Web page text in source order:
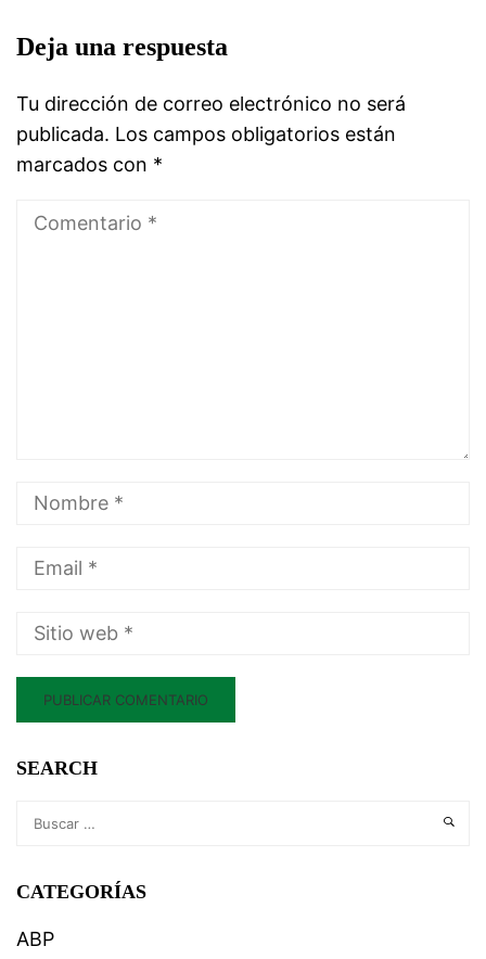
Deja una respuesta
Tu dirección de correo electrónico no será
publicada. Los campos obligatorios están
marcados con *
SEARCH
CATEGORÍAS
ABP